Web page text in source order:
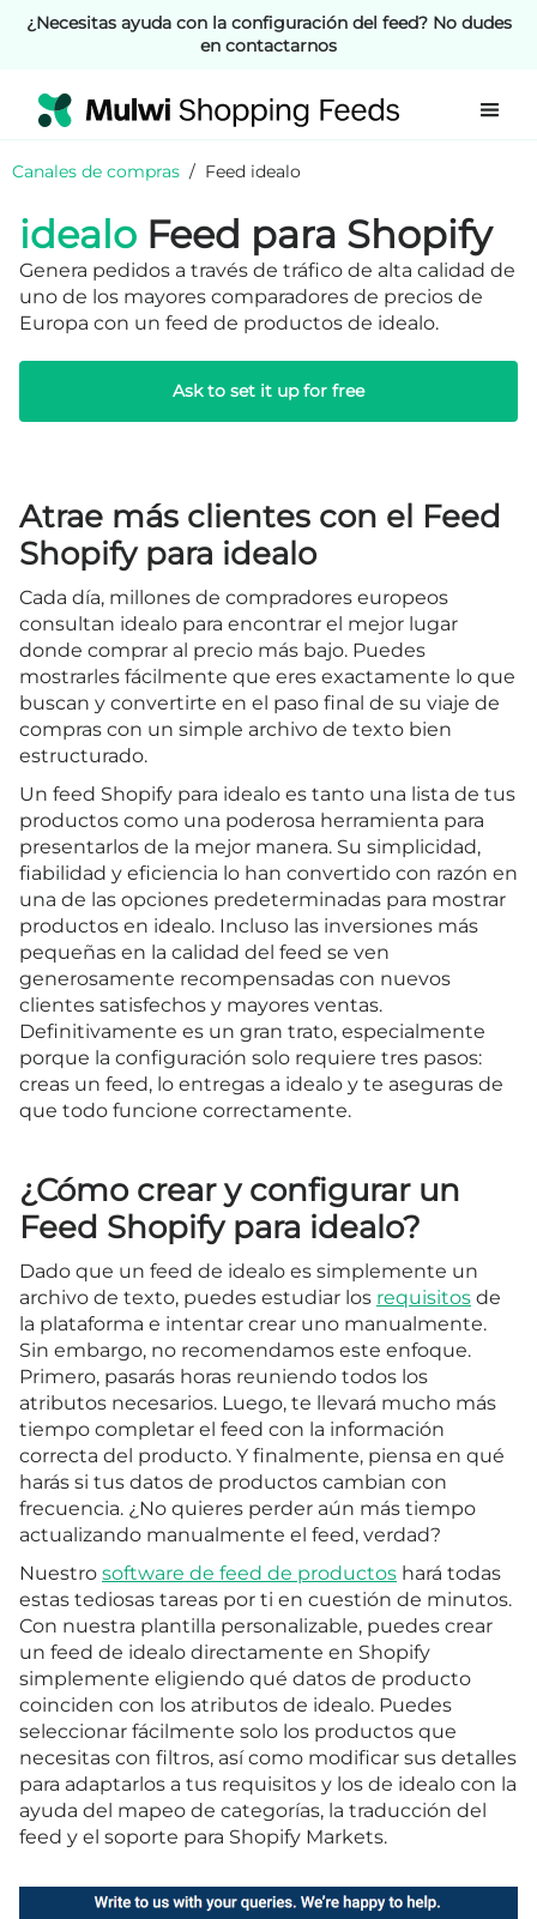
¿Necesitas ayuda con la configuración del feed? No dudes
en contactarnos
Canales de compras / Feed idealo
idealo Feed para Shopify
Genera pedidos a través de tráfico de alta calidad de
uno de los mayores comparadores de precios de
Europa con un feed de productos de idealo.
Ask to set it up for free
Atrae más clientes con el Feed
Shopify para idealo
Cada día, millones de compradores europeos
consultan idealo para encontrar el mejor lugar
donde comprar al precio más bajo. Puedes
mostrarles fácilmente que eres exactamente lo que
buscan y convertirte en el paso final de su viaje de
compras con un simple archivo de texto bien
estructurado.
Un feed Shopify para idealo es tanto una lista de tus
productos como una poderosa herramienta para
presentarlos de la mejor manera. Su simplicidad,
fiabilidad y eficiencia lo han convertido con razón en
una de las opciones predeterminadas para mostrar
productos en idealo. Incluso las inversiones más
pequeñas en la calidad del feed se ven
generosamente recompensadas con nuevos
clientes satisfechos y mayores ventas.
Definitivamente es un gran trato, especialmente
porque la configuración solo requiere tres pasos:
creas un feed, lo entregas a idealo y te aseguras de
que todo funcione correctamente.
¿Cómo crear y configurar un
Feed Shopify para idealo?
Dado que un feed de idealo es simplemente un
archivo de texto, puedes estudiar los requisitos de
la plataforma e intentar crear uno manualmente.
Sin embargo, no recomendamos este enfoque.
Primero, pasarás horas reuniendo todos los
atributos necesarios. Luego, te llevará mucho más
tiempo completar el feed con la información
correcta del producto. Y finalmente, piensa en qué
harás si tus datos de productos cambian con
frecuencia. ¿No quieres perder aún más tiempo
actualizando manualmente el feed, verdad?
Nuestro software de feed de productos hará todas
estas tediosas tareas por ti en cuestión de minutos.
Con nuestra plantilla personalizable, puedes crear
un feed de idealo directamente en Shopify
simplemente eligiendo qué datos de producto
coinciden con los atributos de idealo. Puedes
seleccionar fácilmente solo los productos que
necesitas con filtros, así como modificar sus detalles
para adaptarlos a tus requisitos y los de idealo con la
ayuda del mapeo de categorías, la traducción del
feed y el soporte para Shopify Markets.